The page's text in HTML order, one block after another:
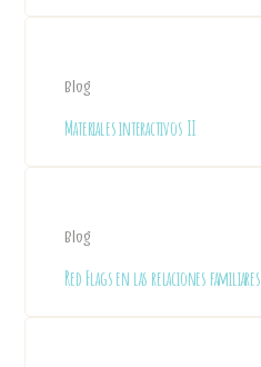
Blog
Materiales interactivos II
Blog
Red Flags en las relaciones familiares